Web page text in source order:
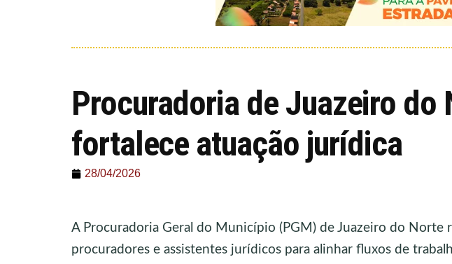
Procuradoria de Juazeiro
fortalece atuação jurídica
28/04/2026
A Procuradoria Geral do Município (PGM) de Juazeiro do Norte
procuradores e assistentes jurídicos para alinhar fluxos de